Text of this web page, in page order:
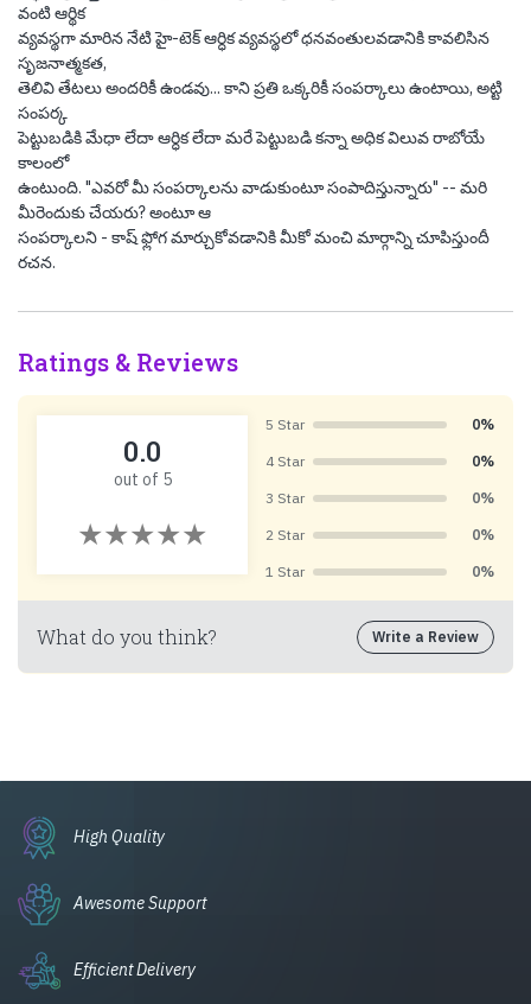
వంటి ఆర్థిక
వ్యవస్థగా మారిన నేటి హై-టెక్ ఆర్ధిక వ్యవస్థలో ధనవంతులవడానికి కావలిసిన
సృజనాత్మకత,
తెలివి తేటలు అందరికీ ఉండవు... కాని ప్రతి ఒక్కరికీ సంపర్కాలు ఉంటాయి, అట్టి
సంపర్క
పెట్టుబడికి మేధా లేదా ఆర్ధిక లేదా మరే పెట్టుబడి కన్నా అధిక విలువ రాబోయే
కాలంలో
ఉంటుంది. "ఎవరో మీ సంపర్కాలను వాడుకుంటూ సంపాదిస్తున్నారు" -- మరి
మీరెందుకు చేయరు? అంటూ ఆ
సంపర్కాలని - కాష్ ఫ్లోగ మార్చుకోవడానికి మీకో మంచి మార్గాన్ని చూపిస్తుందీ
రచన.
Ratings & Reviews
0.0
out of 5
5 Star 0%
4 Star 0%
3 Star 0%
2 Star 0%
1 Star 0%
What do you think? Write a Review
High Quality
Awesome Support
Efficient Delivery